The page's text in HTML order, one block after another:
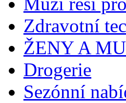
Zdravotní
ŽENY A
Drogerie
Sezónní